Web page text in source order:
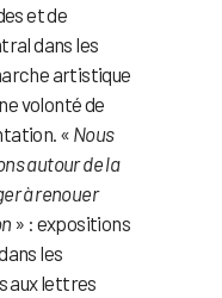
et de
dans les
artistique
volonté de
« Nous
autour de la
à renouer
» : expositions
les
aux lettres